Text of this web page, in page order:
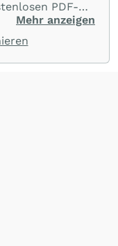
PDF-
Weitere
und
Mehr anzeigen